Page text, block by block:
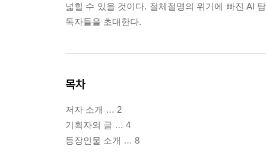
넓힐 수 있을 것이다. 절체절명의 위기에 빠진 AI
독자들을 초대한다.
목차
저자 소개 … 2
기획자의 글 … 4
등장인물 소개 … 8